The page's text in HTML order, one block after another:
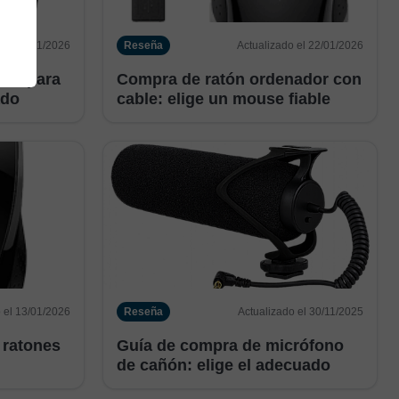
el 22/01/2026
para
Reseña Actualizado el 22/01/2026
Compra de ratón ordenador con
cable: elige un mouse fiable
el 13/01/2026 Reseña Actualizado el 30/11/2025
Guía de compra de micrófono
de cañón: elige el adecuado